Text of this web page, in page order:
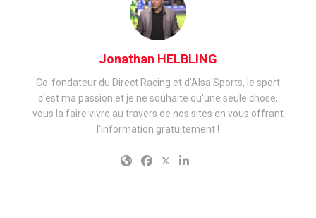
Jonathan HELBLING
Co-fondateur du Direct Racing et d'Alsa'Sports, le sport
c'est ma passion et je ne souhaite qu'une seule chose,
vous la faire vivre au travers de nos sites en vous offrant
l'information gratuitement !